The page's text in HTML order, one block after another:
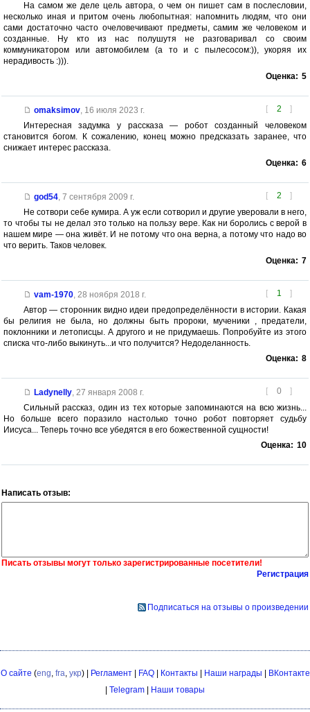
На самом же деле цель автора, о чем он пишет сам в послесловии,
несколько иная и притом очень любопытная: напомнить людям, что они
сами достаточно часто очеловечивают предметы, самим же человеком и
созданные. Ну кто из нас полушутя не разговаривал со своим
коммуникатором или автомобилем (а то и с пылесосом:)), укоряя их
нерадивость :))).
Оценка: 5
[ 2 ]
omaksimov, 16 июля 2023 г.
Интересная задумка у рассказа — робот созданный человеком
становится богом. К сожалению, конец можно предсказать заранее, что
снижает интерес рассказа.
Оценка: 6
[ 2 ]
god54, 7 сентября 2009 г.
Не сотвори себе кумира. А уж если сотворил и другие уверовали в него,
то чтобы ты не делал это только на пользу вере. Как ни боролись с верой в
нашем мире — она живёт. И не потому что она верна, а потому что надо во
что верить. Таков человек.
Оценка: 7
[ 1 ]
vam-1970, 28 ноября 2018 г.
Автор — сторонник видно идеи предопределённости в истории. Какая
бы религия не была, но должны быть пророки, мученики , предатели,
поклонники и летописцы. А другого и не придумаешь. Попробуйте из этого
списка что-либо выкинуть...и что получится? Недоделанность.
Оценка: 8
[ 0 ]
Ladynelly, 27 января 2008 г.
Сильный рассказ, один из тех которые запоминаются на всю жизнь...
Но больше всего поразило настолько точно робот повторяет судьбу
Иисуса... Теперь точно все убедятся в его божественной сущности!
Оценка: 10
Написать отзыв:
Писать отзывы могут только зарегистрированные посетители!
Регистрация
Подписаться на отзывы о произведении
О сайте (eng, fra, укр) | Регламент| FAQ| Контакты Наши награды
ВКонтакте
Telegram Наши товары